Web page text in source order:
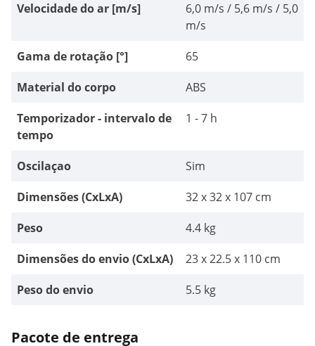
Velocidade do ar [m/s]
6,0 m/s / 5,6 m/s / 5,0
m/s
Gama de rotação [°]
65
Material do corpo
ABS
Temporizador - intervalo de
tempo
1 - 7 h
Oscilaçao
Sim
Dimensões (CxLxA)
32 x 32 x 107 cm
Peso
4.4 kg
Dimensões do envio (CxLxA)
23 x 22.5 x 110 cm
Peso do envio
5.5 kg
Pacote de entrega